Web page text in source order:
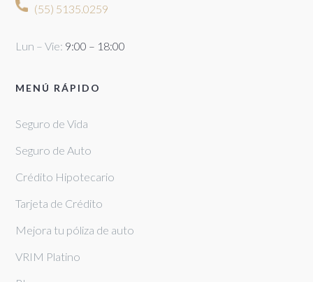
(55) 5135.0259
Lun – Vie: 9:00 – 18:00
MENÚ RÁPIDO
Seguro de Vida
Seguro de Auto
Crédito Hipotecario
Tarjeta de Crédito
Mejora tu póliza de auto
VRIM Platino